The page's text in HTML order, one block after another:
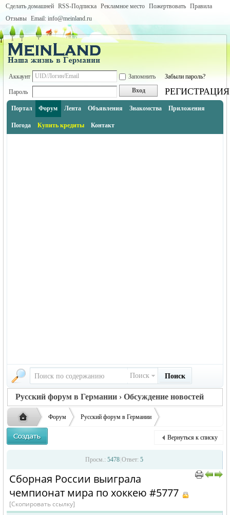
Сделать домашней RSS-Подписка Рекламное место Пожертвовать Правила
Отзывы Email: info@meinland.ru
Аккаунт Запомнить Забыли пароль?
Пароль Вход РЕГИСТРАЦИЯ
Портал Форум Лента Объявления Знакомства Приложения
Погода Купить кредиты Контакт
Поиск Поиск
Русский форум в Германии › Обсуждение новостей
Форум Русский форум в Германии
Обсуждение новостей
›
Сборная России выиграла чемпионат мира по хоккею
Вернуться к списку
Просм.: 5478 Ответ: 5
Сборная России выиграла
чемпионат мира по хоккею #5777
[Скопировать ссылку]